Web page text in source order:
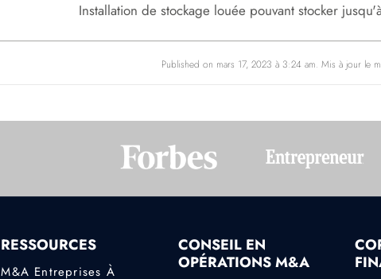
Installation de stockage louée pouvant stocker
Published on mars 17, 2023 à 3:24 am. Mis à jour le
RESSOURCES
M&A Entreprises À
CONSEIL EN
OPÉRATIONS M&A